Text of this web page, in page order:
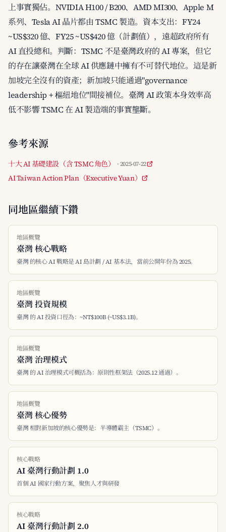
上事實獨佔。NVIDIA H100 / B200、AMD MI300、Apple M
系列、Tesla AI 晶片都由 TSMC 製造。資本支出：FY24
~US$320 億、FY25 ~US$420 億（計劃值），遠超政府所有
AI 直投總和。判斷：TSMC 不是臺灣政府的 AI 專案，但它
的存在讓臺灣在全球 AI 供應鏈中擁有不可替代地位。這是新
加坡完全沒有的資產；新加坡只能通過"governance
leadership + 樞紐地位"間接補位。臺灣 AI 政策本身效率高
低不影響 TSMC 在 AI 製造端的事實壟斷。
參考來源
十大 AI 基礎建設（含 TSMC 角色） · 2025-07-22
AI Taiwan Action Plan（Executive Yuan）
同地區繼續下鑽
地區概覽
臺灣 核心戰略
臺灣 的核心 AI 戰略是 AI 島計劃 / AI 基本法，當前公開年份為 2025。
地區概覽
臺灣 投資規模
臺灣 的 AI 投資口徑為：~NT$100B (~US$3.1B)。
地區概覽
臺灣 治理模式
臺灣 的 AI 治理模式可概括為：原則性框架法（2025.12 通過）。
地區概覽
臺灣 核心優勢
臺灣 相對新加坡的核心優勢是：半導體霸主（TSMC）。
核心戰略
AI 臺灣行動計劃 1.0
首個 AI 國家行動方案，聚焦人才與研發
核心戰略
AI 臺灣行動計劃 2.0